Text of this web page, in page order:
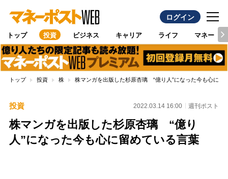
ログイン
トップ 投資 ビジネス キャリア ライフ マネー
トップ 投資 株 株マンガを出版した杉原杏璃 “億り人”になった今も心に留
投資 2022.03.14 16:00 週刊ポスト
株マンガを出版した杉原杏璃 “億り
人”になった今も心に留めている言葉